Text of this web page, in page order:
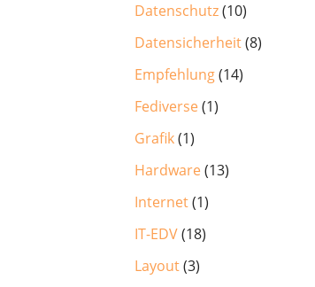
Datenschutz(10)
Datensicherheit(8)
Empfehlung(14)
Fediverse(1)
Grafik(1)
Hardware(13)
Internet(1)
IT-EDV(18)
Layout(3)